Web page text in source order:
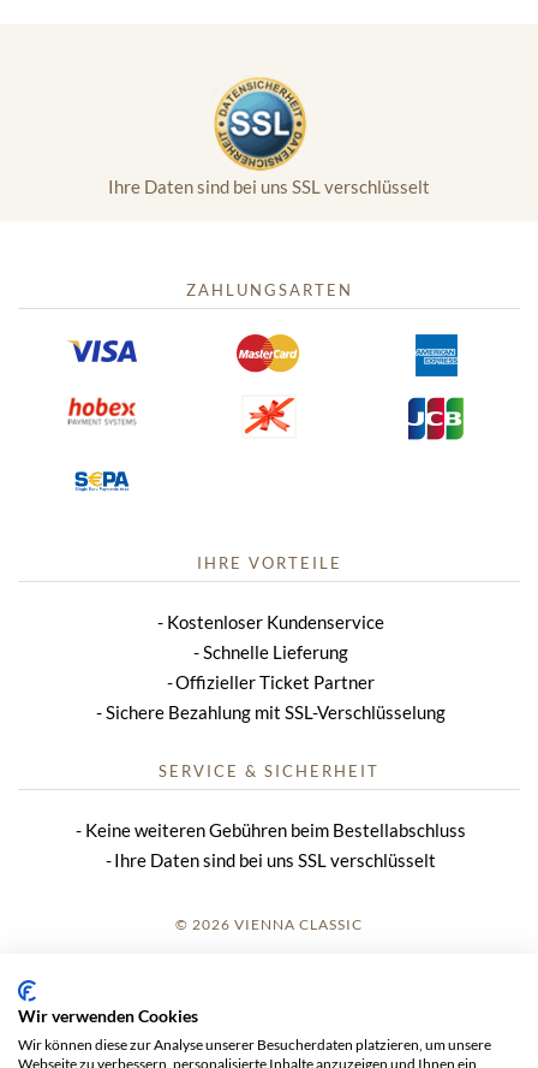
Ihre Daten sind bei uns SSL verschlüsselt
ZAHLUNGSARTEN
IHRE VORTEILE
Kostenloser Kundenservice
Schnelle Lieferung
Offizieller Ticket Partner
Sichere Bezahlung mit SSL-Verschlüsselung
SERVICE & SICHERHEIT
Keine weiteren Gebühren beim Bestellabschluss
Ihre Daten sind bei uns SSL verschlüsselt
© 2026 VIENNA CLASSIC
Wir verwenden Cookies
Wir können diese zur Analyse unserer Besucherdaten platzieren, um unsere
Webseite zu verbessern, personalisierte Inhalte anzuzeigen und Ihnen ein